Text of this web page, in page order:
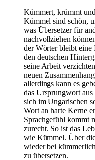
Kümmert, krümmt
Kümmel sind schön,
was Übersetzer für
nachvollziehen
der Wörter bleibt eine
den deutschen
seine Arbeit
neuen
allerdings kann es
das Ursprungwort aus
sich im Ungarischen
Wort an harte Kerne
Sprachgefühl kommt
zurecht. So ist das
wie Kümmel. Über
wieder bei
zu übersetzen.